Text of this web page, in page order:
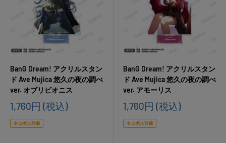
BanG Dream! アクリルスタン
ド Ave Mujica 悠久の夜の調べ
ver. オブリビオニス
販
価
1,760円 (税込)
ネコポス対象
BanG Dream! アクリルスタン
ド Ave Mujica 悠久の夜の調べ
ver. アモーリス
販
価
1,760円 (税込)
ネコポス対象